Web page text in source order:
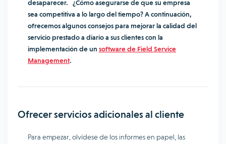
desaparecer. ¿Cómo asegurarse de que su empresa
sea competitiva a lo largo del tiempo? A continuación,
ofrecemos algunos consejos para mejorar la calidad del
servicio prestado a diario a sus clientes con la
implementación de un software de Field Service
Management.
Ofrecer servicios adicionales al cliente
Para empezar, olvídese de los informes en papel, las